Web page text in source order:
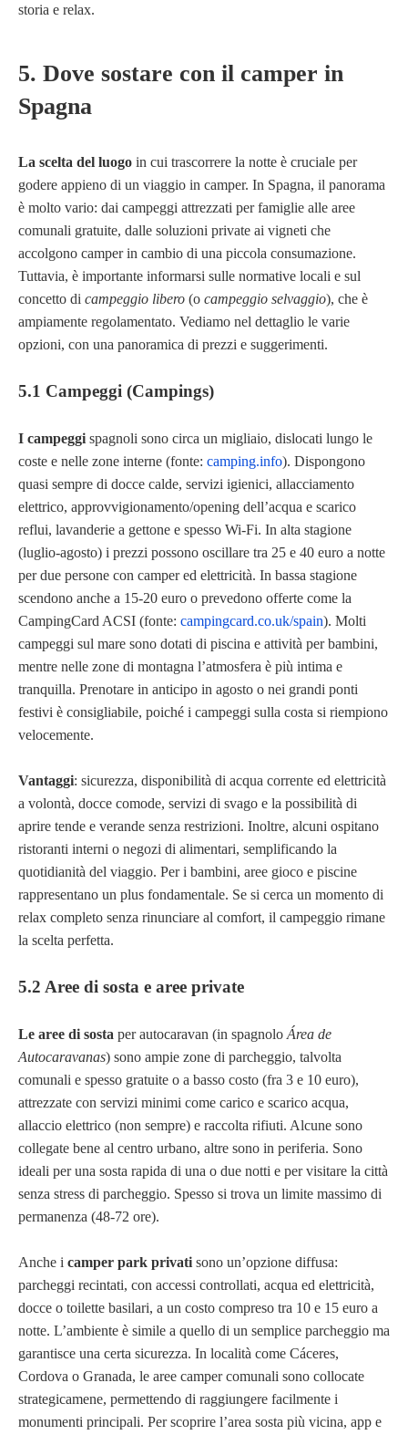
storia e relax.
5. Dove sostare con il camper in
Spagna
La scelta del luogo in cui trascorrere la notte è cruciale per
godere appieno di un viaggio in camper. In Spagna, il panorama
è molto vario: dai campeggi attrezzati per famiglie alle aree
comunali gratuite, dalle soluzioni private ai vigneti che
accolgono camper in cambio di una piccola consumazione.
Tuttavia, è importante informarsi sulle normative locali e sul
concetto di campeggio libero (o campeggio selvaggio), che è
ampiamente regolamentato. Vediamo nel dettaglio le varie
opzioni, con una panoramica di prezzi e suggerimenti.
5.1 Campeggi (Campings)
I campeggi spagnoli sono circa un migliaio, dislocati lungo le
coste e nelle zone interne (fonte: camping.info). Dispongono
quasi sempre di docce calde, servizi igienici, allacciamento
elettrico, approvvigionamento/opening dell’acqua e scarico
reflui, lavanderie a gettone e spesso Wi-Fi. In alta stagione
(luglio-agosto) i prezzi possono oscillare tra 25 e 40 euro a notte
per due persone con camper ed elettricità. In bassa stagione
scendono anche a 15-20 euro o prevedono offerte come la
CampingCard ACSI (fonte: campingcard.co.uk/spain). Molti
campeggi sul mare sono dotati di piscina e attività per bambini,
mentre nelle zone di montagna l’atmosfera è più intima e
tranquilla. Prenotare in anticipo in agosto o nei grandi ponti
festivi è consigliabile, poiché i campeggi sulla costa si riempiono
velocemente.
Vantaggi: sicurezza, disponibilità di acqua corrente ed elettricità
a volontà, docce comode, servizi di svago e la possibilità di
aprire tende e verande senza restrizioni. Inoltre, alcuni ospitano
ristoranti interni o negozi di alimentari, semplificando la
quotidianità del viaggio. Per i bambini, aree gioco e piscine
rappresentano un plus fondamentale. Se si cerca un momento di
relax completo senza rinunciare al comfort, il campeggio rimane
la scelta perfetta.
5.2 Aree di sosta e aree private
Le aree di sosta per autocaravan (in spagnolo Área de
Autocaravanas) sono ampie zone di parcheggio, talvolta
comunali e spesso gratuite o a basso costo (fra 3 e 10 euro),
attrezzate con servizi minimi come carico e scarico acqua,
allaccio elettrico (non sempre) e raccolta rifiuti. Alcune sono
collegate bene al centro urbano, altre sono in periferia. Sono
ideali per una sosta rapida di una o due notti e per visitare la città
senza stress di parcheggio. Spesso si trova un limite massimo di
permanenza (48-72 ore).
Anche i camper park privati sono un’opzione diffusa:
parcheggi recintati, con accessi controllati, acqua ed elettricità,
docce o toilette basilari, a un costo compreso tra 10 e 15 euro a
notte. L’ambiente è simile a quello di un semplice parcheggio ma
garantisce una certa sicurezza. In località come Cáceres,
Cordova o Granada, le aree camper comunali sono collocate
strategicamene, permettendo di raggiungere facilmente i
monumenti principali. Per scoprire l’area sosta più vicina, app e